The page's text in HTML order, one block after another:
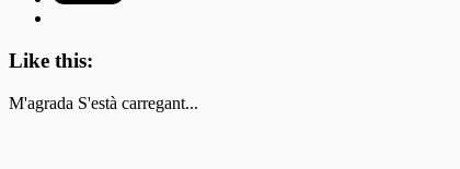
Like this:
M'agrada S'està carregant...